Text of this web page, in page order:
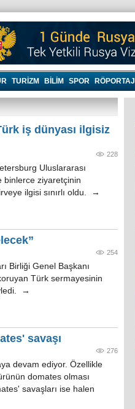
TURIZM BILIM SPOR RÖPORTAJ
iş dünyası ilgisiz
228
Uluslararası
binlerce ziyaretçinin
ilgisi sınırlı oldu. →
254
Birliği Genel Başkanı
Türk sermayesinin
→
savaşı
276
devam ediyor. Özellikle
domates olması
savaşları ise halen